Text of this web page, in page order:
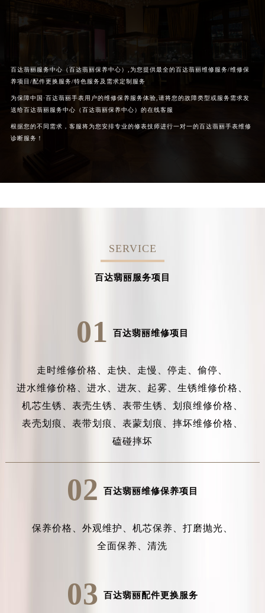
百达翡丽服务中心（百达翡丽保养中心）,为您提供最全的百达翡丽维修服务/维修保
养项目/配件更换服务/特色服务及需求定制服务
为保障中国·百达翡丽手表用户的维修保养服务体验,请将您的故障类型或服务需求发
送给百达翡丽服务中心（百达翡丽保养中心）的在线客服
根据您的不同需求，客服将为您安排专业的修表技师进行一对一的百达翡丽手表维修
诊断服务！
SERVICE
百达翡丽服务项目
01 百达翡丽维修项目
走时维修价格、 走快、 走慢、停走、偷停、
进水维修价格、进水、进灰、 起雾、生锈维修价格、
机芯生锈、 表壳生锈、 表带生锈、 划痕维修价格、
表壳划痕、 表带划痕、 表蒙划痕、 摔坏维修价格、
磕碰摔坏
02 百达翡丽维修保养项目
保养价格、 外观维护、 机芯保养、 打磨抛光、
全面保养、清洗
03 百达翡丽配件更换服务